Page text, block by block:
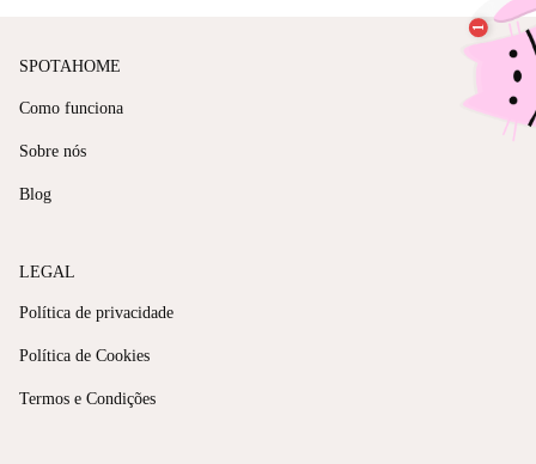
SPOTAHOME
Como funciona
Sobre nós
Blog
LEGAL
Política de privacidade
Política de Cookies
Termos e Condições